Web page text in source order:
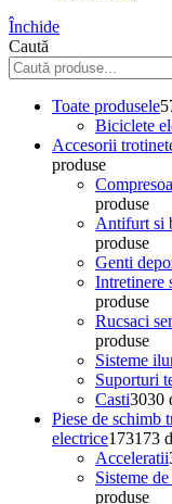
Închide
Caută
Toate produsele
Biciclete
Accesorii
produse
produse
Antifurt si
produse
Genti
Intretinere
produse
Rucsaci
produse
Sisteme
Suporturi
Casti3030
Piese de schimb
electrice173173
Acceleratii
Sisteme
produse